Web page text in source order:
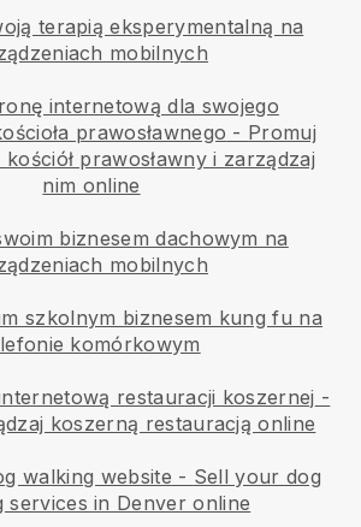
terapią eksperymentalną na
mobilnych
internetową dla swojego
prawosławnego - Promuj
prawosławny i zarządzaj
nim online
biznesem dachowym na
mobilnych
szkolnym biznesem kung fu na
komórkowym
restauracji koszernej -
koszerną restauracją online
walking website - Sell your dog
services in Denver online